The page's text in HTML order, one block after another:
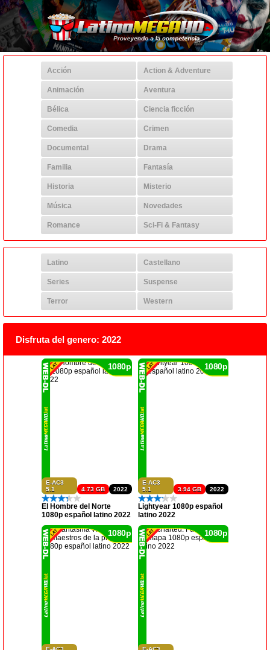
Acción Action & Adventure
Animación Aventura
Bélica Ciencia ficción
Comedia Crimen
Documental Drama
Familia Fantasía
Historia Misterio
Música Novedades
Romance Sci-Fi & Fantasy
Latino Castellano
Series Suspense
Terror Western
Disfruta del genero: 2022
E-AC3
5.1
2022
4.73 GB
1080p
El Hombre del Norte
1080p español latino 2022
E-AC3
5.1
2022
3.94 GB
1080p
Lightyear 1080p español
latino 2022
1080p 1080p